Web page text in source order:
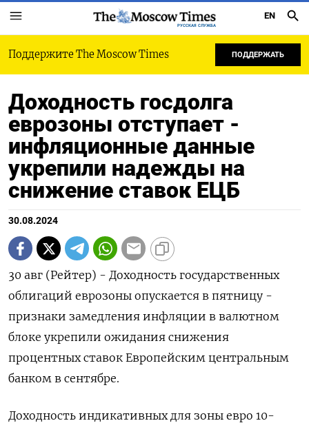
РУССКАЯ СЛУЖБА
EN
Поддержите The Moscow Times ПОДДЕРЖАТЬ
Доходность госдолга
еврозоны отступает -
инфляционные данные
укрепили надежды на
снижение ставок ЕЦБ
30.08.2024
30 авг (Рейтер) - Доходность государственных
облигаций еврозоны опускается в пятницу -
признаки замедления инфляции в валютном
блоке укрепили ожидания снижения
процентных ставок Европейским центральным
банком в сентябре.
Доходность индикативных для зоны евро 10-